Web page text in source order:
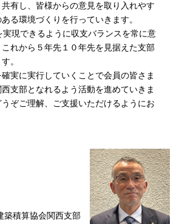
部・支部
整備局訪問
支部長が新年挨拶と支部関連事業の説
備局営繕部長 頼本欣昌様を訪問しまし
見交換も行われ、協会活動に関し、ご
た。
・支部
務関わる意見交換も行われ、協会活動に
止について
有し、皆様からの意見を取り入れやす
る環境づくりを行っていきます。
現できるように収支バランスを常に意
れから５年先１０年先を見据えた支部
。
実に実行していくことで会員の皆さま
支部となれるよう活動を進めていきま
ぞご理解、ご支援いただけるようにお
築積算協会関西支部